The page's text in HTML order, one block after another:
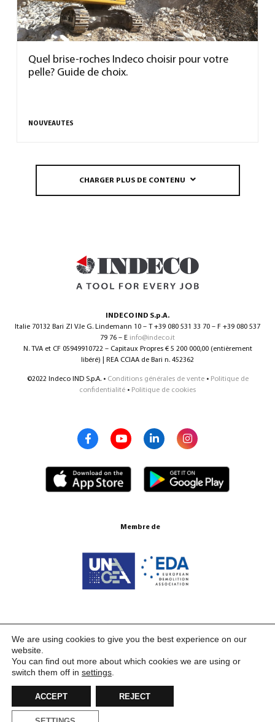
Quel brise-roches Indeco choisir pour votre
pelle? Guide de choix.
NOUVEAUTES
CHARGER PLUS DE CONTENU
INDECO IND S.p.A.
Italie 70132 Bari ZI V.le G. Lindemann 10 – T +39 080 531 33 70 – F +39 080 537
79 76 – E info@indeco.it
N. TVA et CF 05949910722 – Capitaux Propres € 5 200 000,00 (entièrement
libéré) | REA CCIAA de Bari n. 452362
©2022 Indeco IND S.p.A. • Conditions générales de vente• Politique de
confidentialité • Politique de cookies
Membre de
We are using cookies to give you the best experience on our
website.
You can find out more about which cookies we are using or
switch them off in settings
ACCEPT REJECT